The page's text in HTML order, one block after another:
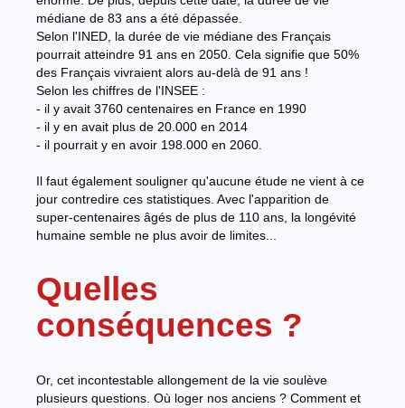
médiane de 83 ans a été dépassée.
Selon l'INED, la durée de vie médiane des Français
pourrait atteindre 91 ans en 2050. Cela signifie que 50%
des Français vivraient alors au-delà de 91 ans !
Selon les chiffres de l'INSEE :
- il y avait 3760 centenaires en France en 1990
- il y en avait plus de 20.000 en 2014
- il pourrait y en avoir 198.000 en 2060.
Il faut également souligner qu'aucune étude ne vient à ce
jour contredire ces statistiques. Avec l'apparition de
super-centenaires âgés de plus de 110 ans, la longévité
humaine semble ne plus avoir de limites...
Quelles
conséquences ?
Or, cet incontestable allongement de la vie soulève
plusieurs questions. Où loger nos anciens ? Comment et